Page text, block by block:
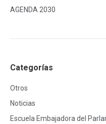
AGENDA 2030
Categorías
Otros
Noticias
Escuela Embajadora del